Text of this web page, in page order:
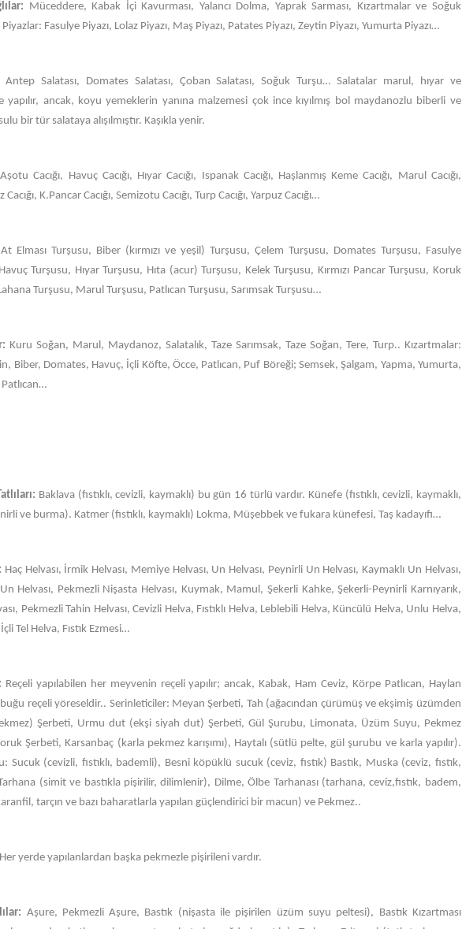
Müceddere, Kabak İçi Kavurması, Yalancı Dolma, Yaprak Sarması, Kızartmalar ve Soğuk
Fasulye Piyazı, Lolaz Piyazı, Maş Piyazı, Patates Piyazı, Zeytin Piyazı, Yumurta Piyazı…
Antep Salatası, Domates Salatası, Çoban Salatası, Soğuk Turşu… Salatalar marul, hıyar ve
yapılır, ancak, koyu yemeklerin yanına malzemesi çok ince kıyılmış bol maydanozlu biberli ve
bir tür salataya alışılmıştır. Kaşıkla yenir.
Aşotu Cacığı, Havuç Cacığı, Hıyar Cacığı, Ispanak Cacığı, Haşlanmış Keme Cacığı, Marul Cacığı,
K.Pancar Cacığı, Semizotu Cacığı, Turp Cacığı, Yarpuz Cacığı…
At Elması Turşusu, Biber (kırmızı ve yeşil) Turşusu, Çelem Turşusu, Domates Turşusu, Fasulye
Turşusu, Hıyar Turşusu, Hıta (acur) Turşusu, Kelek Turşusu, Kırmızı Pancar Turşusu, Koruk
Turşusu, Marul Turşusu, Patlıcan Turşusu, Sarımsak Turşusu…
Kuru Soğan, Marul, Maydanoz, Salatalık, Taze Sarımsak, Taze Soğan, Tere, Turp.. Kızartmalar:
Biber, Domates, Havuç, İçli Köfte, Öcce, Patlıcan, Puf Böreği; Semsek, Şalgam, Yapma, Yumurta,
Baklava (fıstıklı, cevizli, kaymaklı) bu gün 16 türlü vardır. Künefe (fıstıklı, cevizli, kaymaklı,
ve burma). Katmer (fıstıklı, kaymaklı) Lokma, Müşebbek ve fukara künefesi, Taş kadayıfı…
Haç Helvası, İrmik Helvası, Memiye Helvası, Un Helvası, Peynirli Un Helvası, Kaymaklı Un Helvası,
Helvası, Pekmezli Nişasta Helvası, Kuymak, Mamul, Şekerli Kahke, Şekerli-Peynirli Karnıyarık,
Pekmezli Tahin Helvası, Cevizli Helva, Fıstıklı Helva, Leblebili Helva, Küncülü Helva, Unlu Helva,
Tel Helva, Fıstık Ezmesi…
Reçeli yapılabilen her meyvenin reçeli yapılır; ancak, Kabak, Ham Ceviz, Körpe Patlıcan, Haylan
reçeli yöreseldir.. Serinleticiler: Meyan Şerbeti, Tah (ağacından çürümüş ve ekşimiş üzümden
Şerbeti, Urmu dut (ekşi siyah dut) Şerbeti, Gül Şurubu, Limonata, Üzüm Suyu, Pekmez
Şerbeti, Karsanbaç (karla pekmez karışımı), Haytalı (sütlü pelte, gül şurubu ve karla yapılır).
Sucuk (cevizli, fıstıklı, bademli), Besni köpüklü sucuk (ceviz, fıstık) Bastık, Muska (ceviz, fıstık,
(simit ve bastıkla pişirilir, dilimlenir), Dilme, Ölbe Tarhanası (tarhana, ceviz,fıstık, badem,
tarçın ve bazı baharatlarla yapılan güçlendirici bir macun) ve Pekmez..
Her yerde yapılanlardan başka pekmezle pişirileni vardır.
Aşure, Pekmezli Aşure, Bastık (nişasta ile pişirilen üzüm suyu peltesi), Bastık Kızartması